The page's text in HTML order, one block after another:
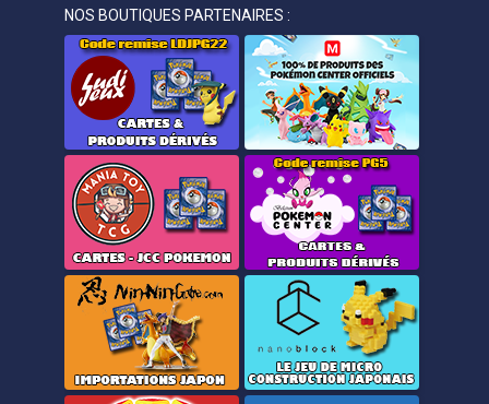
NOS BOUTIQUES PARTENAIRES :